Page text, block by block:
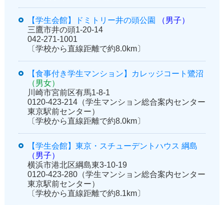
【学生会館】ドミトリー井の頭公園
（男子）
三鷹市井の頭1-20-14
042-271-1001
〔学校から直線距離で約8.0km〕
【食事付き学生マンション】カレッジコート鷺沼
（男女）
川崎市宮前区有馬1-8-1
0120-423-214（学生マンション総合案内センター
東京駅前センター）
〔学校から直線距離で約8.0km〕
【学生会館】東京・スチューデントハウス 綱島
（男子）
横浜市港北区綱島東3-10-19
0120-423-280（学生マンション総合案内センター
東京駅前センター）
〔学校から直線距離で約8.1km〕